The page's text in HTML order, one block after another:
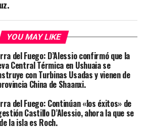
YOU MAY LIKE
del Fuego: D’Alessio confirmó que la
Central Térmica en Ushuaia se
con Turbinas Usadas y vienen de
China de Shaanxi.
del Fuego: Continúan «los éxitos» de
Castillo D’Alessio, ahora la que se
la isla es Roch.